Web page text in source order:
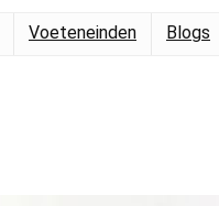
Voeteneinden Blogs